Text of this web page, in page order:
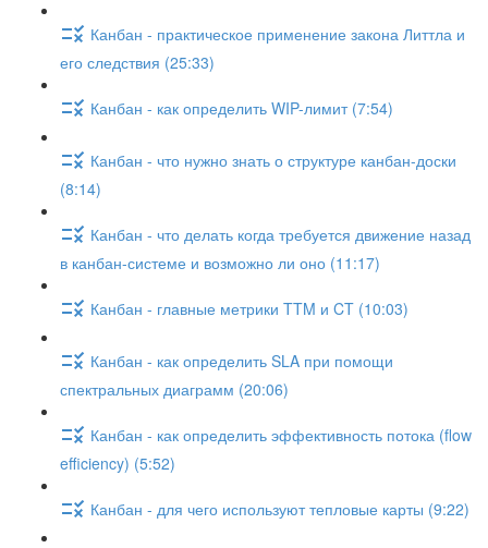
Канбан - практическое применение закона Литтла и
его следствия (25:33)
Канбан - как определить WIP-лимит (7:54)
Канбан - что нужно знать о структуре канбан-доски
(8:14)
Канбан - что делать когда требуется движение назад
в канбан-системе и возможно ли оно (11:17)
Канбан - главные метрики TTM и CT (10:03)
Канбан - как определить SLA при помощи
спектральных диаграмм (20:06)
Канбан - как определить эффективность потока (flow
efficiency) (5:52)
Канбан - для чего используют тепловые карты (9:22)